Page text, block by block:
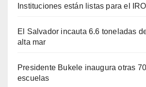
Instituciones están listas para el
El Salvador incauta 6.6 toneladas
alta mar
Presidente Bukele inaugura otras
escuelas